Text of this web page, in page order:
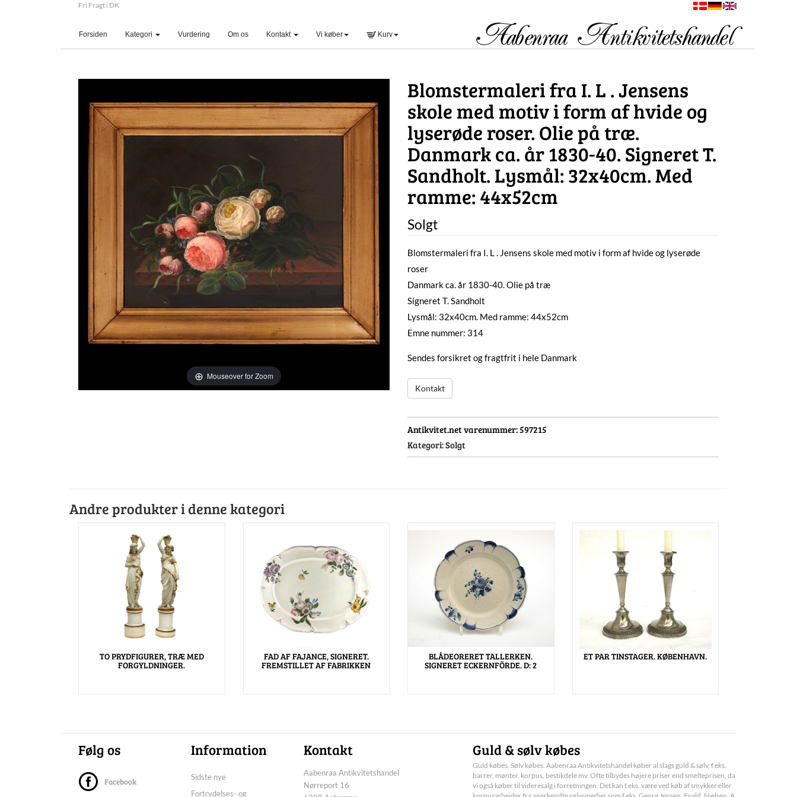
Fri Fragt i DK
Forsiden (current)Kategori Vurdering Om os Kontakt Vi køber Kurv
Mouseover for Zoom
Blomstermaleri fra I. L . Jensens
skole med motiv i form af hvide og
lyserøde roser. Olie på træ.
Danmark ca. år 1830-40. Signeret T.
Sandholt. Lysmål: 32x40cm. Med
ramme: 44x52cm
Solgt
Blomstermaleri fra I. L . Jensens skole med motiv i form af hvide og lyserøde
roser
Danmark ca. år 1830-40. Olie på træ
Signeret T. Sandholt
Lysmål: 32x40cm. Med ramme: 44x52cm
Emne nummer: 314
Sendes forsikret og fragtfrit i hele Danmark
Kontakt
Antikvitet.net varenummer:597215
Kategori:Solgt
Andre produkter i denne kategori
TO PRYDFIGURER, TRÆ MED
FORGYLDNINGER.
FAD AF FAJANCE, SIGNERET.
FREMSTILLET AF FABRIKKEN
BLÅDEORERET TALLERKEN.
SIGNERET ECKERNFÖRDE. D: 2
ET PAR TINSTAGER. KØBENHAVN.
Følg os
Facebook
Information
Sidste nye
Fortrydelses- og
Kontakt
Aabenraa Antikvitetshandel
Nørreport 16
Guld & sølv købes
Guld købes. Sølv købes. Aabenraa Antikvitetshandel køber al slags guld & sølv, f.eks.
barrer, mønter, korpus, bestikdele mv. Ofte tilbydes højere priser end smelteprisen, da
vi også køber til videresalg i forretningen. Det kan f.eks. være ved køb af smykker eller
korpusarbejder fra anerkendte sølvsmedier som f.eks. Georg Jensen, Evald. Nielsen, A.